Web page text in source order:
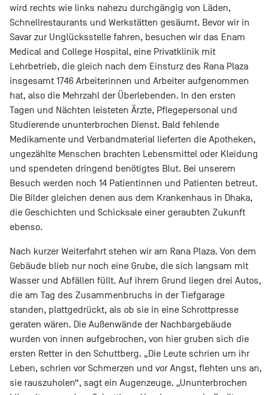
wird rechts wie links nahezu durchgängig von Läden,
Schnellrestaurants und Werkstätten gesäumt. Bevor wir in
Savar zur Unglücksstelle fahren, besuchen wir das Enam
Medical and College Hospital, eine Privatklinik mit
Lehrbetrieb, die gleich nach dem Einsturz des Rana Plaza
insgesamt 1746 Arbeiterinnen und Arbeiter aufgenommen
hat, also die Mehrzahl der Überlebenden. In den ersten
Tagen und Nächten leisteten Ärzte, Pflegepersonal und
Studierende ununterbrochen Dienst. Bald fehlende
Medikamente und Verbandmaterial lieferten die Apotheken,
ungezählte Menschen brachten Lebensmittel oder Kleidung
und spendeten dringend benötigtes Blut. Bei unserem
Besuch werden noch 14 Patientinnen und Patienten betreut.
Die Bilder gleichen denen aus dem Krankenhaus in Dhaka,
die Geschichten und Schicksale einer geraubten Zukunft
ebenso.
Nach kurzer Weiterfahrt stehen wir am Rana Plaza. Von dem
Gebäude blieb nur noch eine Grube, die sich langsam mit
Wasser und Abfällen füllt. Auf ihrem Grund liegen drei Autos,
die am Tag des Zusammenbruchs in der Tiefgarage
standen, plattgedrückt, als ob sie in eine Schrottpresse
geraten wären. Die Außenwände der Nachbargebäude
wurden von innen aufgebrochen, von hier gruben sich die
ersten Retter in den Schuttberg. „Die Leute schrien um ihr
Leben, schrien vor Schmerzen und vor Angst, flehten uns an,
sie rauszuholen“, sagt ein Augenzeuge. „Ununterbrochen